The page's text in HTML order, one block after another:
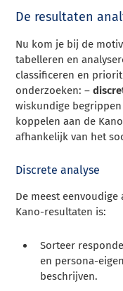
De resultaten
Nu kom je bij de
tabelleren en
classificeren en
onderzoeken: –
wiskundige
koppelen aan de
afhankelijk van het
Discrete analyse
De meest
Kano-resultaten is:
Sorteer
en persona-
beschrijven.